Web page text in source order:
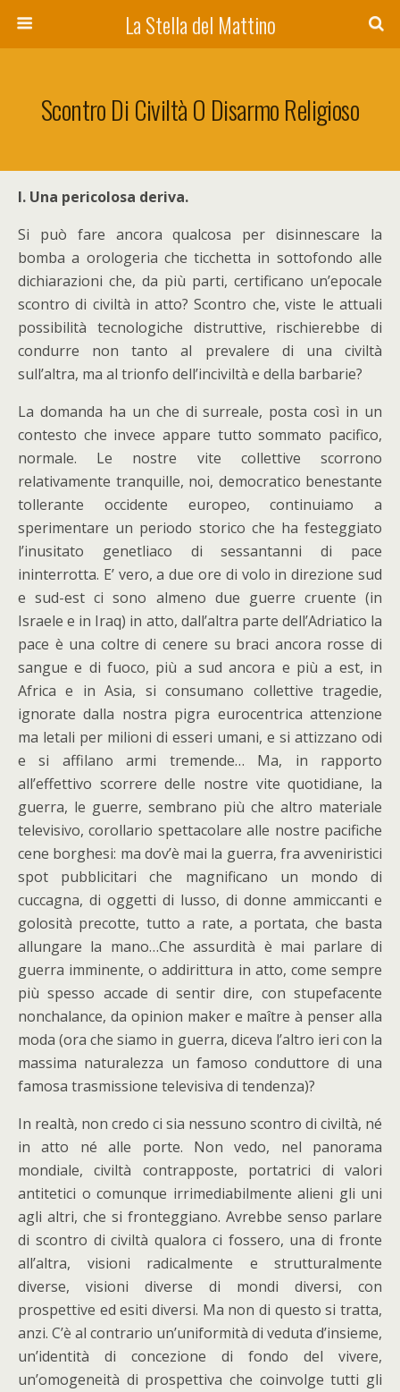
La Stella del Mattino
Scontro Di Civiltà O Disarmo Religioso
I. Una pericolosa deriva.
Si può fare ancora qualcosa per disinnescare la
bomba a orologeria che ticchetta in sottofondo alle
dichiarazioni che, da più parti, certificano un’epocale
scontro di civiltà in atto? Scontro che, viste le attuali
possibilità tecnologiche distruttive, rischierebbe di
condurre non tanto al prevalere di una civiltà
sull’altra, ma al trionfo dell’inciviltà e della barbarie?
La domanda ha un che di surreale, posta così in un
contesto che invece appare tutto sommato pacifico,
normale. Le nostre vite collettive scorrono
relativamente tranquille, noi, democratico benestante
tollerante occidente europeo, continuiamo a
sperimentare un periodo storico che ha festeggiato
l’inusitato genetliaco di sessantanni di pace
ininterrotta. E’ vero, a due ore di volo in direzione sud
e sud-est ci sono almeno due guerre cruente (in
Israele e in Iraq) in atto, dall’altra parte dell’Adriatico la
pace è una coltre di cenere su braci ancora rosse di
sangue e di fuoco, più a sud ancora e più a est, in
Africa e in Asia, si consumano collettive tragedie,
ignorate dalla nostra pigra eurocentrica attenzione
ma letali per milioni di esseri umani, e si attizzano odi
e si affilano armi tremende… Ma, in rapporto
all’effettivo scorrere delle nostre vite quotidiane, la
guerra, le guerre, sembrano più che altro materiale
televisivo, corollario spettacolare alle nostre pacifiche
cene borghesi: ma dov’è mai la guerra, fra avveniristici
spot pubblicitari che magnificano un mondo di
cuccagna, di oggetti di lusso, di donne ammiccanti e
golosità precotte, tutto a rate, a portata, che basta
allungare la mano…Che assurdità è mai parlare di
guerra imminente, o addirittura in atto, come sempre
più spesso accade di sentir dire, con stupefacente
nonchalance, da opinion maker e maître à penser alla
moda (ora che siamo in guerra, diceva l’altro ieri con la
massima naturalezza un famoso conduttore di una
famosa trasmissione televisiva di tendenza)?
In realtà, non credo ci sia nessuno scontro di civiltà, né
in atto né alle porte. Non vedo, nel panorama
mondiale, civiltà contrapposte, portatrici di valori
antitetici o comunque irrimediabilmente alieni gli uni
agli altri, che si fronteggiano. Avrebbe senso parlare
di scontro di civiltà qualora ci fossero, una di fronte
all’altra, visioni radicalmente e strutturalmente
diverse, visioni diverse di mondi diversi, con
prospettive ed esiti diversi. Ma non di questo si tratta,
anzi. C’è al contrario un’uniformità di veduta d’insieme,
un’identità di concezione di fondo del vivere,
un’omogeneità di prospettiva che coinvolge tutti gli